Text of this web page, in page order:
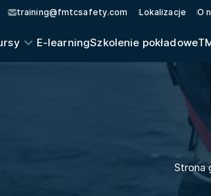
training@fmtcsafety.com Lokalizacje O
E-learningSzkolenie pokładowe
Strona